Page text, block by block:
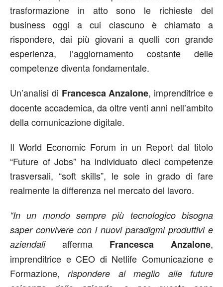
trasformazione in atto sono le richieste del
business oggi a cui ciascuno è chiamato a
rispondere, dai più giovani a quelli con grande
esperienza, l’aggiornamento costante delle
competenze diventa fondamentale.
Un’analisi di Francesca Anzalone, imprenditrice e
docente accademica, da oltre venti anni nell’ambito
della comunicazione digitale.
Il World Economic Forum in un Report dal titolo
“Future of Jobs” ha individuato dieci competenze
trasversali, “soft skills”, le sole in grado di fare
realmente la differenza nel mercato del lavoro.
“In un mondo sempre più tecnologico bisogna
saper convivere con i nuovi paradigmi produttivi e
aziendaliafferma Francesca Anzalone,
imprenditrice e CEO di Netlife Comunicazione e
Formazione,rispondere al meglio alle future